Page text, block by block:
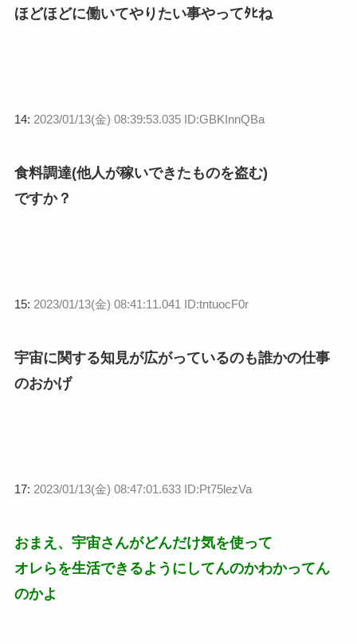
ほどほどに働いてやりたい事やってﾀﾋね
14: 2023/01/13(金) 08:39:53.035 ID:GBKInnQBa
食料調達(他人が稼いできたものを盗む)
ですか？
15: 2023/01/13(金) 08:41:11.041 ID:tntuocF0r
宇宙に関する知見が広がっているのも誰かの仕事
のおかげ
17: 2023/01/13(金) 08:47:01.633 ID:Pt75lezVa
おまえ、宇宙さんがどんだけ気を使って
オレらを生活できるようにしてんのかわかってん
のかよ